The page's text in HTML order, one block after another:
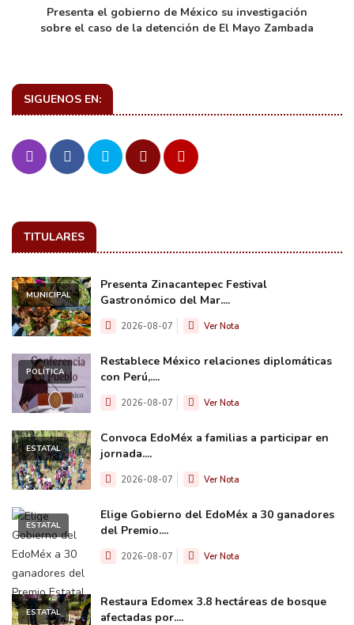
Presenta el gobierno de México su investigación
sobre el caso de la detención de El Mayo Zambada
SIGUENOS EN:
TITULARES
MUNICIPAL
Presenta Zinacantepec Festival
Gastronómico del Mar....
2026-08-07 Ver Nota
POLÍTICA
Restablece México relaciones diplomáticas
con Perú,....
2026-08-07 Ver Nota
ESTATAL
Convoca EdoMéx a familias a participar en
jornada....
2026-08-07 Ver Nota
ESTATAL
Elige Gobierno del EdoMéx a 30 ganadores
del Premio....
2026-08-07 Ver Nota
ESTATAL
Restaura Edomex 3.8 hectáreas de bosque
afectadas por....